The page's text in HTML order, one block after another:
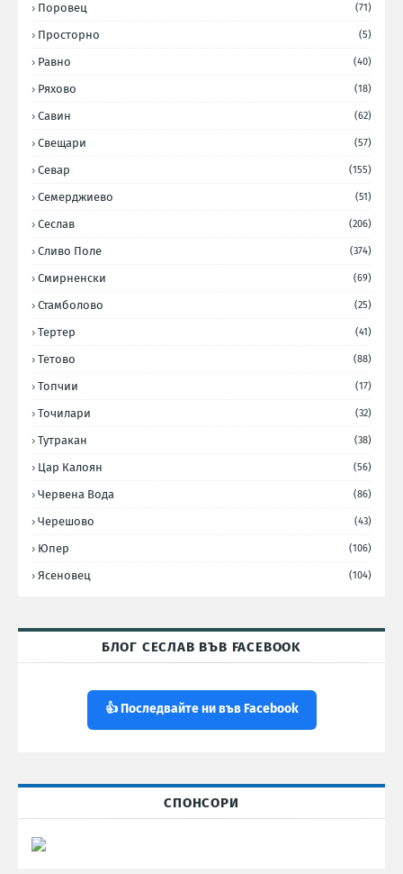
Поровец (71)
Просторно (5)
Равно (40)
Ряхово (18)
Савин (62)
Свещари (57)
Севар (155)
Семерджиево (51)
Сеслав (206)
Сливо Поле (374)
Смирненски (69)
Стамболово (25)
Тертер (41)
Тетово (88)
Топчии (17)
Точилари (32)
Тутракан (38)
Цар Калоян (56)
Червена Вода (86)
Черешово (43)
Юпер (106)
Ясеновец (104)
БЛОГ СЕСЛАВ ВЪВ FACEBOOK
👍 Последвайте ни във Facebook
СПОНСОРИ